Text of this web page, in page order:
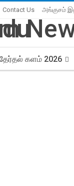
Contact Us அங்குசம்
களம் 2026